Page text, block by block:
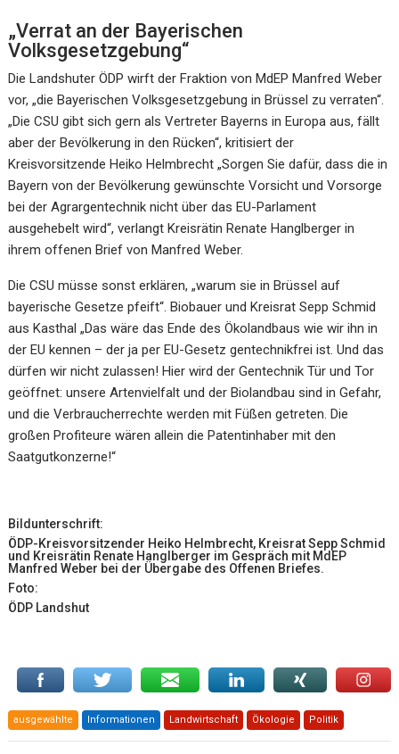
„Verrat an der Bayerischen
Volksgesetzgebung“
Die Landshuter ÖDP wirft der Fraktion von MdEP Manfred Weber
vor, „die Bayerischen Volksgesetzgebung in Brüssel zu verraten“.
„Die CSU gibt sich gern als Vertreter Bayerns in Europa aus, fällt
aber der Bevölkerung in den Rücken“, kritisiert der
Kreisvorsitzende Heiko Helmbrecht „Sorgen Sie dafür, dass die in
Bayern von der Bevölkerung gewünschte Vorsicht und Vorsorge
bei der Agrargentechnik nicht über das EU-Parlament
ausgehebelt wird“, verlangt Kreisrätin Renate Hanglberger in
ihrem offenen Brief von Manfred Weber.
Die CSU müsse sonst erklären, „warum sie in Brüssel auf
bayerische Gesetze pfeift“. Biobauer und Kreisrat Sepp Schmid
aus Kasthal „Das wäre das Ende des Ökolandbaus wie wir ihn in
der EU kennen – der ja per EU-Gesetz gentechnikfrei ist. Und das
dürfen wir nicht zulassen! Hier wird der Gentechnik Tür und Tor
geöffnet: unsere Artenvielfalt und der Biolandbau sind in Gefahr,
und die Verbraucherrechte werden mit Füßen getreten. Die
großen Profiteure wären allein die Patentinhaber mit den
Saatgutkonzerne!“
Bildunterschrift:
ÖDP-Kreisvorsitzender Heiko Helmbrecht, Kreisrat Sepp Schmid
und Kreisrätin Renate Hanglberger im Gespräch mit MdEP
Manfred Weber bei der Übergabe des Offenen Briefes.
Foto:
ÖDP Landshut
ausgewählte Informationen Landwirtschaft Ökologie Politik